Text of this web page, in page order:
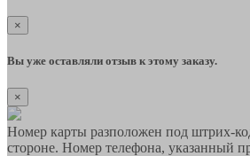
×
Вы уже оставляли отзыв к этому заказу.
×
Номер карты разположен под штрих-
стороне. Номер телефона, указанный